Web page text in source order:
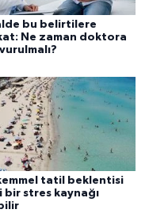
bu belirtilere
Ne zaman doktora
tatil beklentisi
bir stres kaynağı